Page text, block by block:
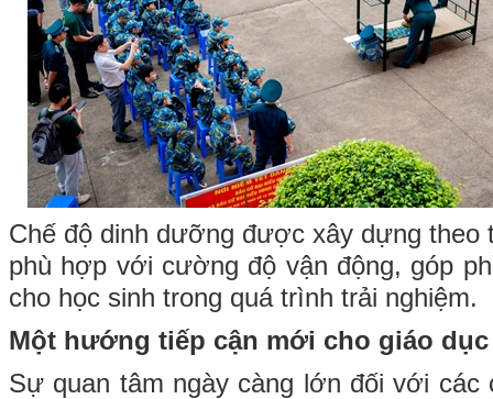
Chế độ dinh dưỡng được xây dựng theo
phù hợp với cường độ vận động, góp
cho học sinh trong quá trình trải nghiệm.
Một hướng tiếp cận mới cho giáo
Sự quan tâm ngày càng lớn đối với